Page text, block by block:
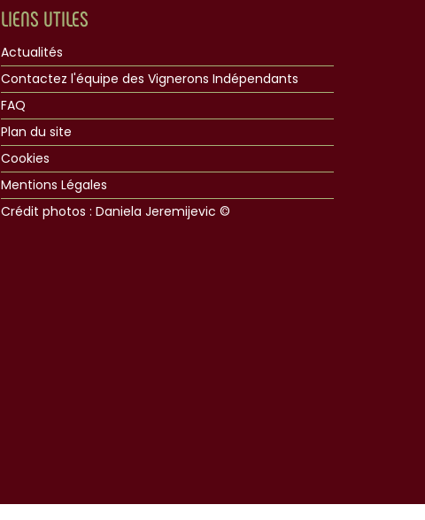
LIENS UTILES
Actualités
Contactez l'équipe des Vignerons Indépendants
FAQ
Plan du site
Cookies
Mentions Légales
Crédit photos : Daniela Jeremijevic ©​